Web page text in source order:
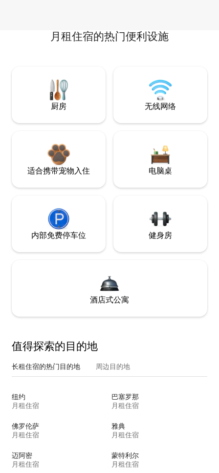
月租住宿的热门便利设施
厨房 无线网络
适合携带宠物入住 电脑桌
内部免费停车位 健身房
酒店式公寓
值得探索的目的地
长租住宿的热门目的地 周边目的地
纽约
月租住宿
巴塞罗那
月租住宿
佛罗伦萨
月租住宿
雅典
月租住宿
迈阿密
月租住宿
蒙特利尔
月租住宿